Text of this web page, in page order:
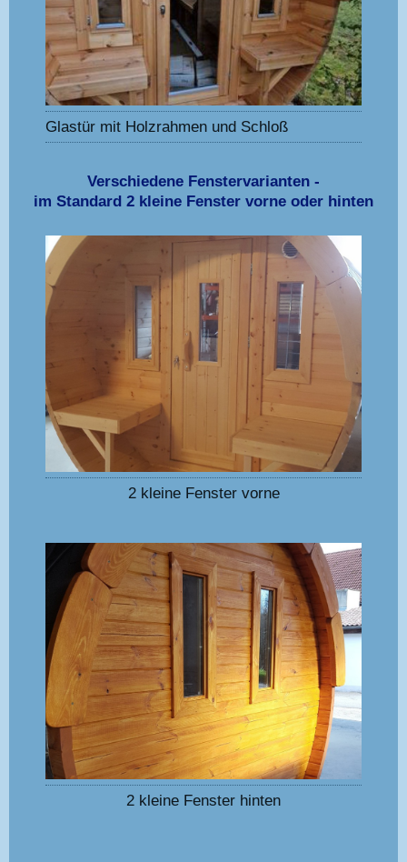
Glastür mit Holzrahmen und Schloß
Verschiedene Fenstervarianten -
im Standard 2 kleine Fenster vorne oder hinten
2 kleine Fenster vorne
2 kleine Fenster hinten